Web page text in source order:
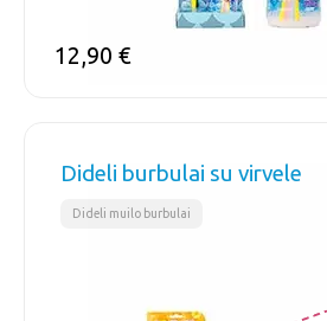
12,90 €
Dideli burbulai su virvele
Dideli muilo burbulai